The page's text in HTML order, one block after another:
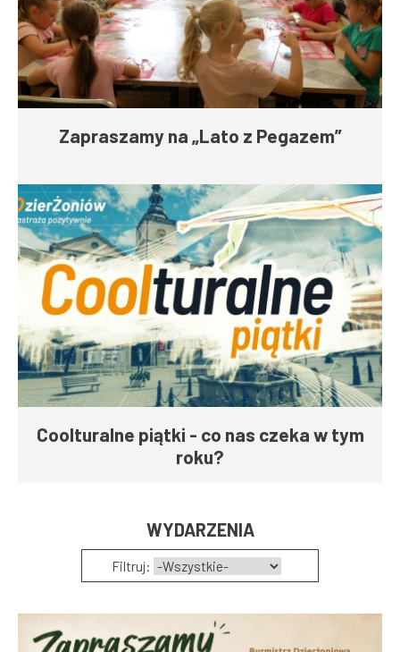
Zapraszamy na „Lato z Pegazem”
Coolturalne piątki - co nas czeka w tym
roku?
WYDARZENIA
Filtruj: